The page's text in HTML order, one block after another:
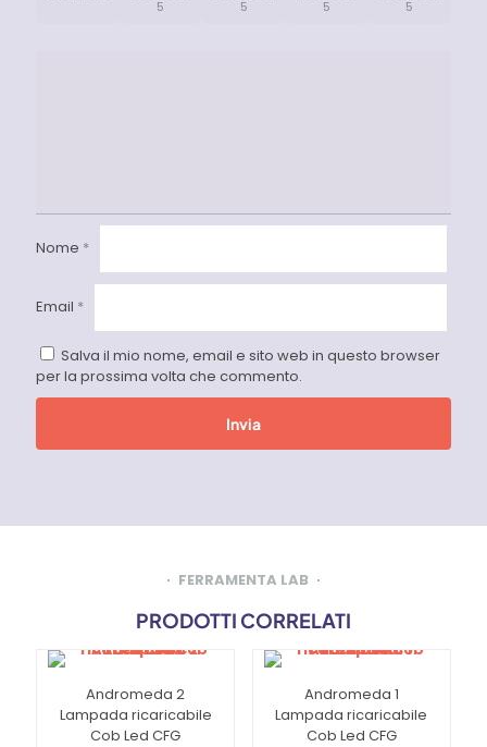
5 5 5 5
Nome *
Email *
Salva il mio nome, email e sito web in questo browser
per la prossima volta che commento.
FERRAMENTA LAB
PRODOTTI CORRELATI
Andromeda 2
Lampada ricaricabile
Cob Led CFG
Andromeda 1
Lampada ricaricabile
Cob Led CFG